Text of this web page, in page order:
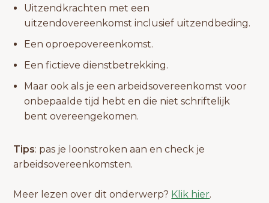
Uitzendkrachten met een
uitzendovereenkomst inclusief uitzendbeding.
Een oproepovereenkomst.
Een fictieve dienstbetrekking.
Maar ook als je een arbeidsovereenkomst voor
onbepaalde tijd hebt en die niet schriftelijk
bent overeengekomen.
Tips: pas je loonstroken aan en check je
arbeidsovereenkomsten.
Meer lezen over dit onderwerp? Klik hier.